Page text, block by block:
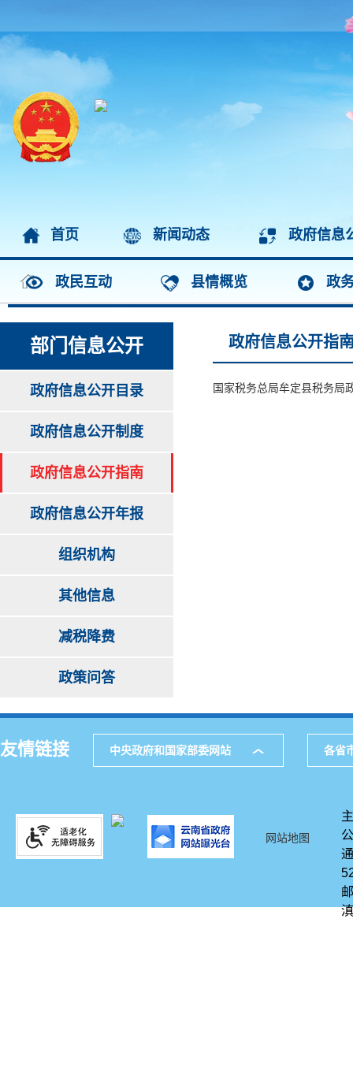
首页 新闻动态 政府信息
政民互动 县情概览 政
部门信息公开
政府信息公开目录
政府信息公开制度
政府信息公开指南
政府信息公开年报
组织机构
其他信息
减税降费
政策问答
政府信息公开指
国家税务总局牟定县税务局
友情链接 中央政府和国家部委网站 各省
网站地图